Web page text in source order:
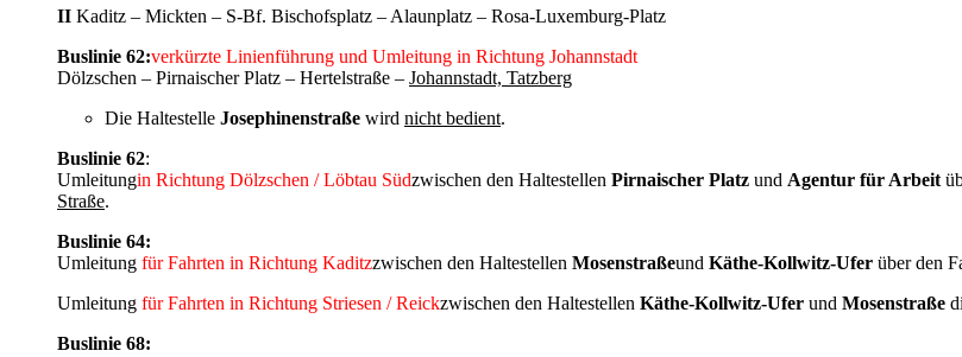
II Kaditz – Mickten – S-Bf. Bischofsplatz – Alaunplatz – Rosa-Luxemburg-Platz
Buslinie 62:verkürzte Linienführung und Umleitung in Richtung Johannstadt
Dölzschen – Pirnaischer Platz – Hertelstraße – Johannstadt, Tatzberg
Die Haltestelle Josephinenstraße wird nicht bedient.
Buslinie 62:
Umleitungin Richtung Dölzschen / Löbtau Südzwischen den Haltestellen Pirnaischer Platz und Agentur für Arbeit
Straße.
Buslinie 64:
Umleitung für Fahrten in Richtung Kaditzzwischen den Haltestellen Mosenstraßeund Käthe-Kollwitz-Ufer über den
Umleitung für Fahrten in Richtung Striesen / Reickzwischen den Haltestellen Käthe-Kollwitz-Ufer und Mosenstraße
Buslinie 68: